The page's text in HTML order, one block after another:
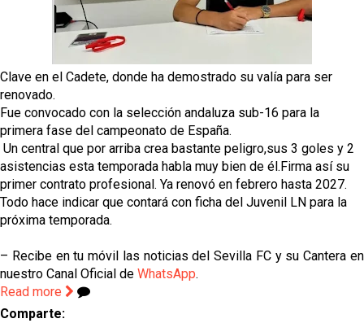
Luis García Plaza: No sufrir ya es un paso adelante
más antes del cierre
Djibril Sow pone rumbo a Italia para firmar su nuevo
contrato con el Genoa
Crónica Pretemporada | Xerez DFC 1-0 Sevilla
Atlético
Clave en el Cadete, donde ha demostrado su valía para ser
renovado.
Fue convocado con la selección andaluza sub-16 para la
primera fase del campeonato de España.
Un central que por arriba crea bastante peligro,sus 3 goles y 2
asistencias esta temporada habla muy bien de él.Firma así su
primer contrato profesional. Ya renovó en febrero hasta 2027.
Todo hace indicar que contará con ficha del Juvenil LN para la
próxima temporada.
– Recibe en tu móvil las noticias del Sevilla FC y su Cantera en
nuestro Canal Oficial de WhatsApp.
Read more
Comparte: